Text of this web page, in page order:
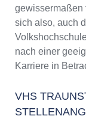
gewissermaßen
sich also, auch
nach einer
Karriere in
VHS